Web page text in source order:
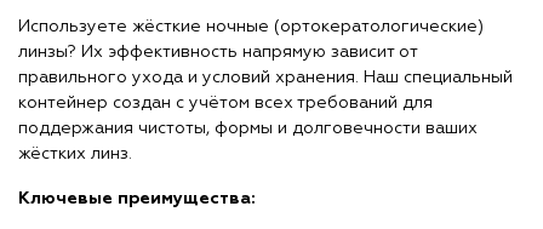
Используете жёсткие ночные (ортокератологические)
линзы? Их эффективность напрямую зависит от
правильного ухода и условий хранения. Наш специальный
контейнер создан с учётом всех требований для
поддержания чистоты, формы и долговечности ваших
жёстких линз.
Ключевые преимущества: